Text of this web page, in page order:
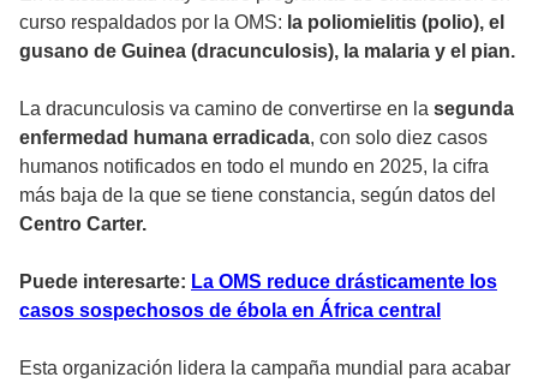
curso respaldados por la OMS: la poliomielitis (polio), el
gusano de Guinea (dracunculosis), la malaria y el pian.
La dracunculosis va camino de convertirse en la segunda
enfermedad humana erradicada, con solo diez casos
humanos notificados en todo el mundo en 2025, la cifra
más baja de la que se tiene constancia, según datos del
Centro Carter.
Puede interesarte: La OMS reduce drásticamente los
casos sospechosos de ébola en África central
Esta organización lidera la campaña mundial para acabar